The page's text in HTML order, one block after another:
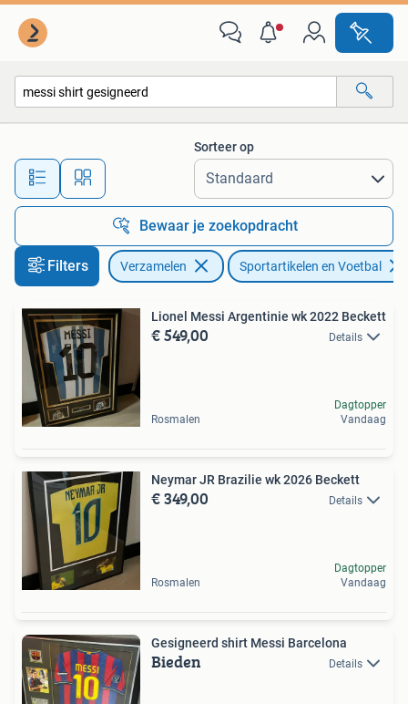
Alle afstanden…
Sorteer op
Bewaar je zoekopdracht
Filters Verzamelen Sportartikelen en Voetbal
Lionel Messi Argentinie wk 2022 Beckett
€ 549,00 Details
Rosmalen
Dagtopper
Vandaag
Neymar JR Brazilie wk 2026 Beckett
€ 349,00 Details
Rosmalen
Dagtopper
Vandaag
Gesigneerd shirt Messi Barcelona
Bieden Details